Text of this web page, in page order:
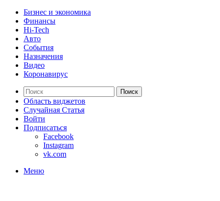
Бизнес и экономика
Финансы
Hi-Tech
Авто
События
Назначения
Видео
Коронавирус
Поиск
Область виджетов
Случайная Статья
Войти
Подписаться
Facebook
Instagram
vk.com
Меню